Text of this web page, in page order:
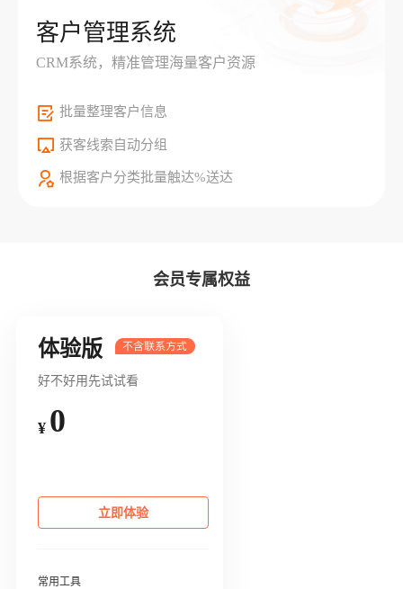
客户管理系统
CRM系统，精准管理海量客户资源
批量整理客户信息
获客线索自动分组
根据客户分类批量触达%送达
会员专属权益
体验版
好不好用先试试看
¥ 0
立即体验
常用工具